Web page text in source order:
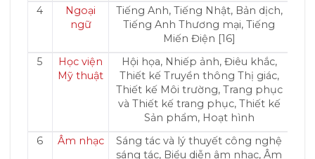
4
Ngoại
ngữ
Tiếng Anh, Tiếng Nhật, Bản dịch,
Tiếng Anh Thương mại, Tiếng
Miến Điện [16]
5
Học viện
Mỹ thuật
Hội họa, Nhiếp ảnh, Điêu khắc,
Thiết kế Truyền thông Thị giác,
Thiết kế Môi trường, Trang phục
và Thiết kế trang phục, Thiết kế
Sản phẩm, Hoạt hình
6
Âm nhạc
Sáng tác và lý thuyết công nghệ
sáng tác, Biểu diễn âm nhạc, Âm